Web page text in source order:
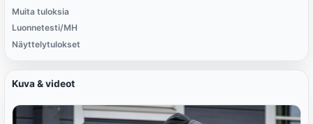
Muita tuloksia
Luonnetesti/MH
Näyttelytulokset
Kuva & videot